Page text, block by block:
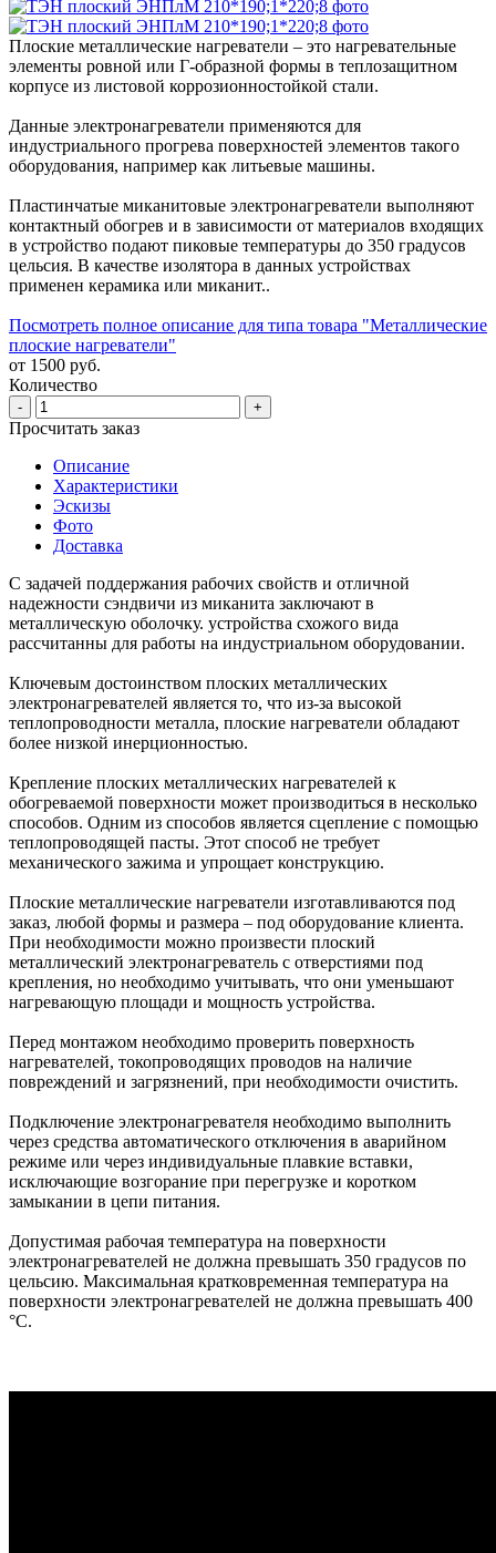
Плоские металлические нагреватели – это нагревательные
элементы ровной или Г-образной формы в теплозащитном
корпусе из листовой коррозионностойкой стали.
Данные электронагреватели применяются для
индустриального прогрева поверхностей элементов такого
оборудования, например как литьевые машины.
Пластинчатые миканитовые электронагреватели выполняют
контактный обогрев и в зависимости от материалов входящих
в устройство подают пиковые температуры до 350 градусов
цельсия. В качестве изолятора в данных устройствах
применен керамика или миканит..
Посмотреть полное описание для типа товара "Металлические
плоские нагреватели"
от 1500 руб.
Количество
- +
Просчитать заказ
Описание
Характеристики
Эскизы
Фото
Доставка
С задачей поддержания рабочих свойств и отличной
надежности сэндвичи из миканита заключают в
металлическую оболочку. устройства схожого вида
рассчитанны для работы на индустриальном оборудовании.
Ключевым достоинством плоских металлических
электронагревателей является то, что из-за высокой
теплопроводности металла, плоские нагреватели обладают
более низкой инерционностью.
Крепление плоских металлических нагревателей к
обогреваемой поверхности может производиться в несколько
способов. Одним из способов является сцепление с помощью
теплопроводящей пасты. Этот способ не требует
механического зажима и упрощает конструкцию.
Плоские металлические нагреватели изготавливаются под
заказ, любой формы и размера – под оборудование клиента.
При необходимости можно произвести плоский
металлический электронагреватель с отверстиями под
крепления, но необходимо учитывать, что они уменьшают
нагревающую площади и мощность устройства.
Перед монтажом необходимо проверить поверхность
нагревателей, токопроводящих проводов на наличие
повреждений и загрязнений, при необходимости очистить.
Подключение электронагревателя необходимо выполнить
через средства автоматического отключения в аварийном
режиме или через индивидуальные плавкие вставки,
исключающие возгорание при перегрузке и коротком
замыкании в цепи питания.
Допустимая рабочая температура на поверхности
электронагревателей не должна превышать 350 градусов по
цельсию. Максимальная кратковременная температура на
поверхности электронагревателей не должна превышать 400
°C.